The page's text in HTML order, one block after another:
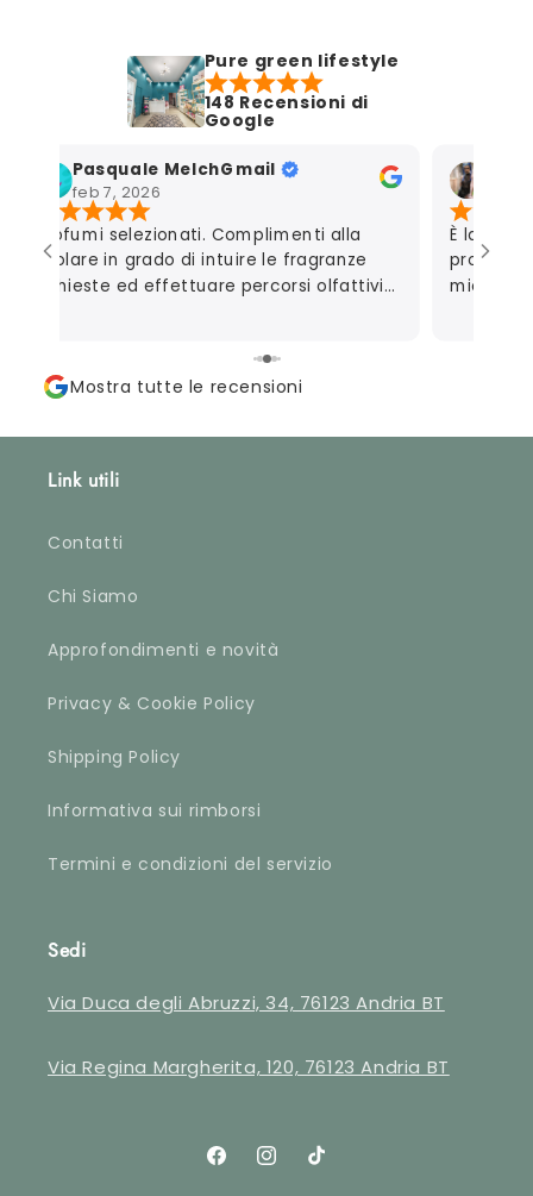
Pure green lifestyle
148 Recensioni di
Google
Pasquale MelchGmail
feb 7, 2026
Profumi selezionati. Complimenti alla
titolare in grado di intuire le fragranze
richieste ed effettuare percorsi olfattivi
È la
mio
riguarda
Mostra tutte le recensioni
Link utili
Contatti
Chi Siamo
Approfondimenti e novità
Privacy & Cookie Policy
Shipping Policy
Informativa sui rimborsi
Termini e condizioni del servizio
Sedi
Via Duca degli Abruzzi, 34, 76123 Andria BT
Via Regina Margherita, 120, 76123 Andria BT
FacebookInstagram
TikTok